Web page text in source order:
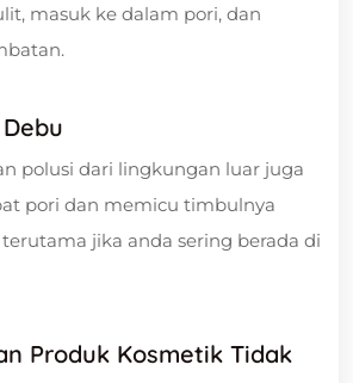
masuk ke dalam pori, dan
polusi dari lingkungan luar juga
pori dan memicu timbulnya
jika anda sering berada di
Produk Kosmetik Tidak